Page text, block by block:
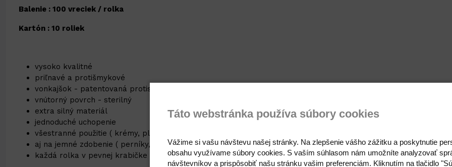
Balenie : 100 vreciek / rolka
Kartón : 10 roliek
vysoko kvalitné
priľnavé a protišmykové
vonkajšok - patentovaná protisklzová úprava
vnútorný povrch - sterilný
extra silný materiál
jednoduché uchopenie
všestranné použitie ( krémy, plnky, riedke cestá, džemy, drene,...)
aj na jemné zdobenie ( perníky, medovníky, ... )
každá rolka v pevnej krabičke s odtrhávacím okrajom - jednoduché vyťahovanie a odtrhnutie
Táto webstránka používa súbory cookies
Vážime si vašu návštevu našej stránky. Na zlepšenie vášho zážitku a poskytnutie
obsahu využívame súbory cookies. S vaším súhlasom nám umožníte analyzovať
návštevníkov a prispôsobiť našu stránku vašim preferenciám. Kliknutím na tlačidlo